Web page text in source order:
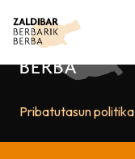
Pribatutasun politika